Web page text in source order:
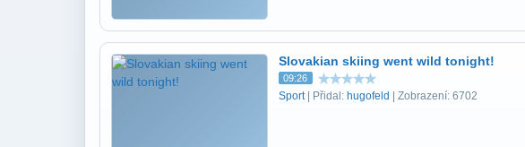
Slovakian skiing went wild tonight!
09:26
Sport| Přidal: hugofeld | Zobrazení: 6702